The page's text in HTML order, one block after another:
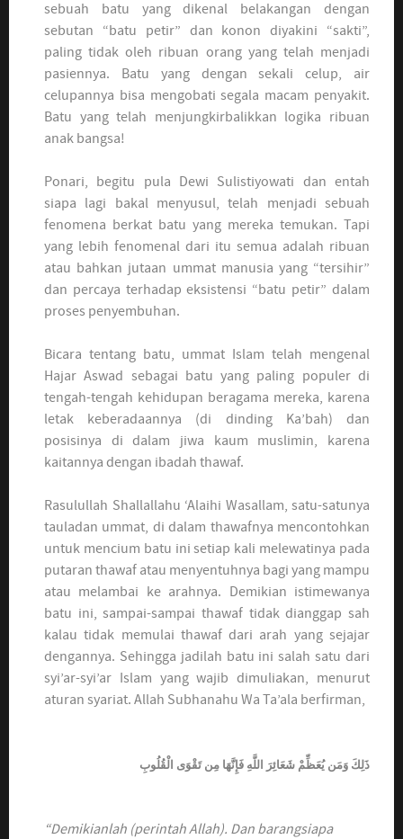
sebuah batu yang dikenal belakangan dengan
sebutan “batu petir” dan konon diyakini “sakti”,
paling tidak oleh ribuan orang yang telah menjadi
pasiennya. Batu yang dengan sekali celup, air
celupannya bisa mengobati segala macam penyakit.
Batu yang telah menjungkirbalikkan logika ribuan
anak bangsa!
Ponari, begitu pula Dewi Sulistiyowati dan entah
siapa lagi bakal menyusul, telah menjadi sebuah
fenomena berkat batu yang mereka temukan. Tapi
yang lebih fenomenal dari itu semua adalah ribuan
atau bahkan jutaan ummat manusia yang “tersihir”
dan percaya terhadap eksistensi “batu petir” dalam
proses penyembuhan.
Bicara tentang batu, ummat Islam telah mengenal
Hajar Aswad sebagai batu yang paling populer di
tengah-tengah kehidupan beragama mereka, karena
letak keberadaannya (di dinding Ka’bah) dan
posisinya di dalam jiwa kaum muslimin, karena
kaitannya dengan ibadah thawaf.
Rasulullah Shallallahu ‘Alaihi Wasallam, satu-satunya
tauladan ummat, di dalam thawafnya mencontohkan
untuk mencium batu ini setiap kali melewatinya pada
putaran thawaf atau menyentuhnya bagi yang mampu
atau melambai ke arahnya. Demikian istimewanya
batu ini, sampai-sampai thawaf tidak dianggap sah
kalau tidak memulai thawaf dari arah yang sejajar
dengannya. Sehingga jadilah batu ini salah satu dari
syi’ar-syi’ar Islam yang wajib dimuliakan, menurut
aturan syariat. Allah Subhanahu Wa Ta’ala berfirman,
ذَلِكَ وَمَن يُعَظِّمْ شَعَائِرَ اللَّهِ فَإِنَّهَا مِن تَقْوَى الْقُلُوبِ
“Demikianlah (perintah Allah). Dan barangsiapa